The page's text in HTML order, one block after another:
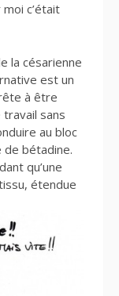
c’était
la césarienne
est un
à être
sans
au bloc
bétadine.
qu’une
étendue